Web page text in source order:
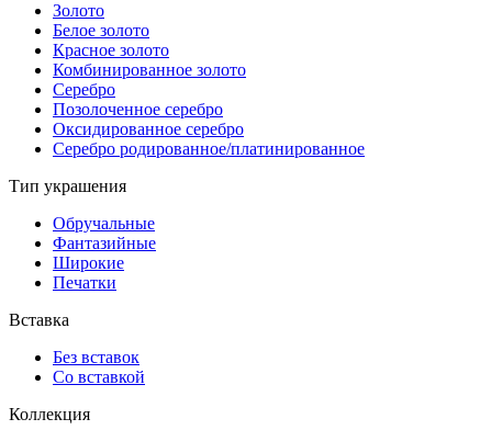
Золото
Белое золото
Красное золото
Комбинированное золото
Серебро
Позолоченное серебро
Оксидированное серебро
Серебро родированное/платинированное
Тип украшения
Обручальные
Фантазийные
Широкие
Печатки
Вставка
Без вставок
Со вставкой
Коллекция